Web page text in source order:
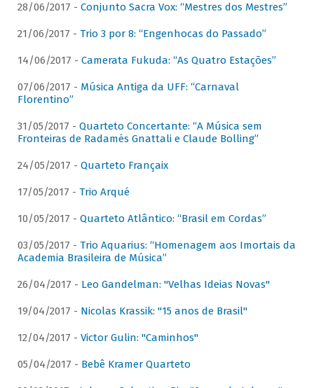
28/06/2017 - Conjunto Sacra Vox: “Mestres dos Mestres”
21/06/2017 - Trio 3 por 8: “Engenhocas do Passado”
14/06/2017 - Camerata Fukuda: “As Quatro Estações”
07/06/2017 - Música Antiga da UFF: “Carnaval
Florentino”
31/05/2017 - Quarteto Concertante: “A Música sem
Fronteiras de Radamés Gnattali e Claude Bolling”
24/05/2017 - Quarteto Françaix
17/05/2017 - Trio Arqué
10/05/2017 - Quarteto Atlântico: “Brasil em Cordas”
03/05/2017 - Trio Aquarius: “Homenagem aos Imortais da
Academia Brasileira de Música”
26/04/2017 - Leo Gandelman: "Velhas Ideias Novas"
19/04/2017 - Nicolas Krassik: "15 anos de Brasil"
12/04/2017 - Victor Gulin: "Caminhos"
05/04/2017 - Bebê Kramer Quarteto